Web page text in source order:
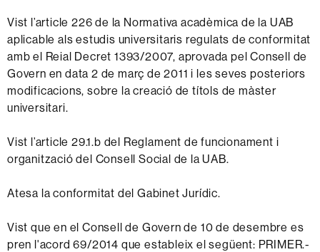
Vist l’article 226 de la Normativa acadèmica de la UAB
aplicable als estudis universitaris regulats de conformitat
amb el Reial Decret 1393/2007, aprovada pel Consell de
Govern en data 2 de març de 2011 i les seves posteriors
modificacions, sobre la creació de títols de màster
universitari.
Vist l’article 29.1.b del Reglament de funcionament i
organització del Consell Social de la UAB.
Atesa la conformitat del Gabinet Jurídic.
Vist que en el Consell de Govern de 10 de desembre es
pren l'acord 69/2014 que estableix el següent: PRIMER.-